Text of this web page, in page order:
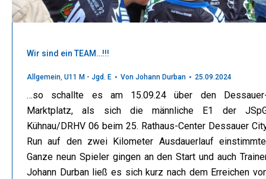
Wir sind ein TEAM…!!!
Allgemein, U11 M - Jgd. E Von Johann Durban 25.09.2024
…so schallte es am 15.09.24 über den
Marktplatz, als sich die männliche E1 der
Kühnau/DRHV 06 beim 25. Rathaus-Center Dessauer
Run auf den zwei Kilometer Ausdauerlauf
Ganze neun Spieler gingen an den Start und auch
Johann Durban ließ es sich kurz nach dem Erreichen